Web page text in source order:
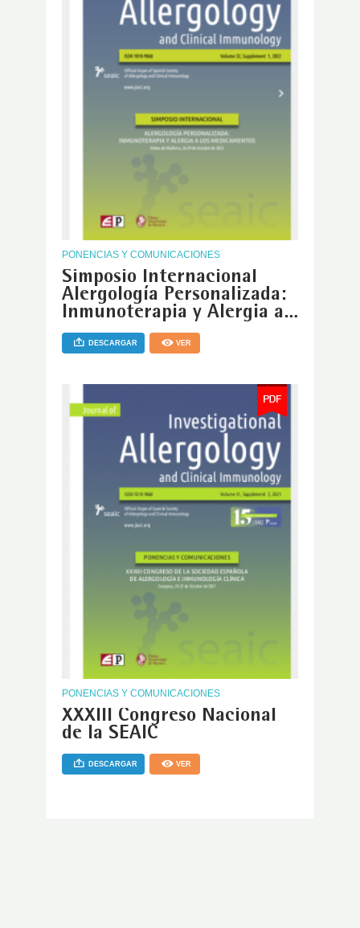
PONENCIAS Y COMUNICACIONES
Simposio Internacional
Alergología Personalizada:
Inmunoterapia y Alergia a…
DESCARGAR VER
PONENCIAS Y COMUNICACIONES
XXXIII Congreso Nacional
de la SEAIC
DESCARGAR VER